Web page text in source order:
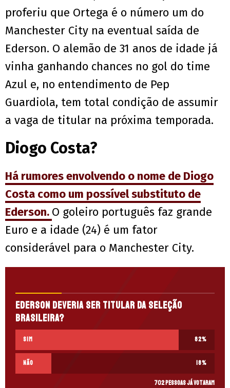
proferiu que Ortega é o número um do
Manchester City na eventual saída de
Ederson. O alemão de 31 anos de idade já
vinha ganhando chances no gol do time
Azul e, no entendimento de Pep
Guardiola, tem total condição de assumir
a vaga de titular na próxima temporada.
Diogo Costa?
Há rumores envolvendo o nome de Diogo
Costa como um possível substituto de
Ederson. O goleiro português faz grande
Euro e a idade (24) é um fator
considerável para o Manchester City.
Ederson deveria ser titular da Seleção
Brasileira?
Sim 82%
Não 18%
702 pessoas já votaram